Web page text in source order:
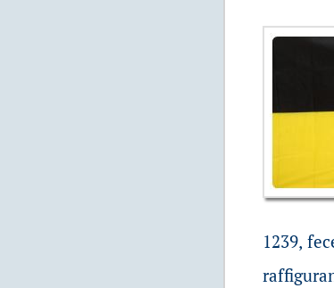
1239,